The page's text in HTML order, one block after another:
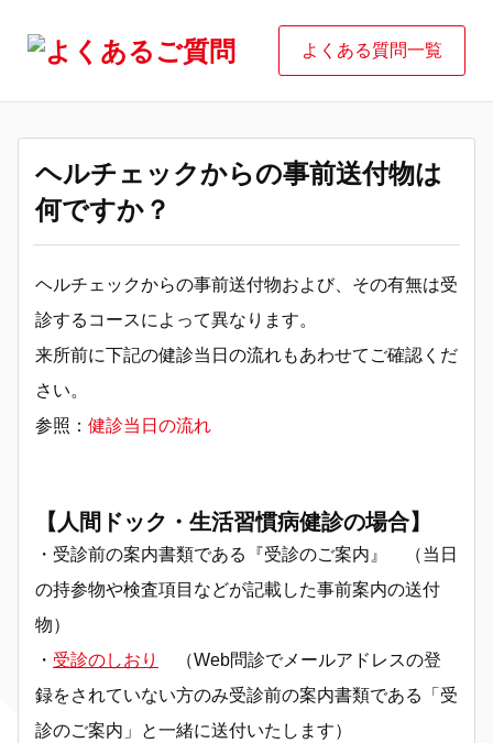
よくある質問一覧
ヘルチェックからの事前送付物は
何ですか？
ヘルチェックからの事前送付物および、その有無は受
診するコースによって異なります。
来所前に下記の健診当日の流れもあわせてご確認くだ
さい。
参照： 健診当日の流れ
【人間ドック・生活習慣病健診の場合】
・受診前の案内書類である『受診のご案内』 （当日
の持参物や検査項目などが記載した事前案内の送付
物）
・ 受診のしおり
（Web問診でメールアドレスの登
録をされていない方のみ受診前の案内書類である「受
診のご案内」と一緒に送付いたします）